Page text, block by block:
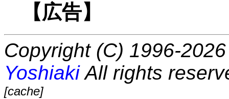
【広告】
Copyright (C) 1996-
YoshiakiAll rights
[cache]